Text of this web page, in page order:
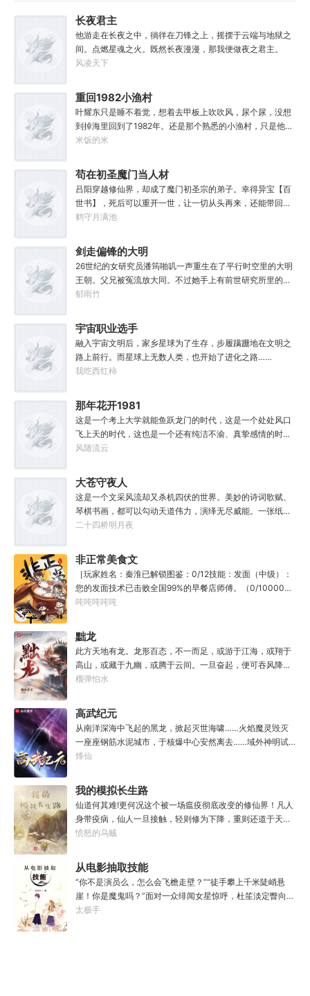
长夜君主
他游走在长夜之中，徜徉在刀锋之上，摇摆于云端与地狱之
间。点燃星魂之火。既然长夜漫漫，那我便做夜之君主。
风凌天下
重回1982小渔村
叶耀东只是睡不着觉，想着去甲板上吹吹风，尿个尿，没想
到掉海里回到了1982年。还是那个熟悉的小渔村，只是他已
经不是年轻时候的他了。混账了半辈子，这回他想好好来过
他也没什么大理想大志向，只想挽回遗憾，跟老婆好好过日
子，一家子平安喜乐就好。
米饭的米
苟在初圣魔门当人材
吕阳穿越修仙界，却成了魔门初圣宗的弟子。幸得异宝【百
世书】，死后可以重开一世，让一切从头再来，还能带回前
世的宝物，修为，寿命，甚至觉醒特殊的天赋。奈何次数有
定先在魔门苟住，一世世苦修，不成仙不出山，奈何魔门凶
险异常，遍地都是人材。第一世，吕阳惨遭师姐暗算。第二
世，好不容易反杀师姐，又遭师兄毒手。第三世，第四
世……直到百世之后，再回首，吕阳才发现自己已经成为了
一代魔道巨擘，初圣宗里最畜生的那一个。“魔门个个都是人
鹤守月满池
剑走偏锋的大明
26世纪的女研究员潘筠啪叽一声重生在了平行时空里的大明
王朝。父兄被冤流放大同。不过她手上有前世研究所里的镇
馆神器——灵境！为救家人，潘筠化身道观小道士，仗剑提
度牒。潘筠大剑拍上去：闭嘴，信不信扣你鱼仔。
郁雨竹
宇宙职业选手
融入宇宙文明后，家乡星球为了生存，步履蹒跚地在文明之
路上前行。而星球上无数人类，也开始了进化之路……
我吃西红柿
那年花开1981
这是一个考上大学就能鱼跃龙门的时代，这是一个处处风口
飞上天的时代，这也是一个还有纯洁不渝、真挚感情的时
代；只不过李野刚刚来到这个时代，却被劝着放弃高考进厂
冲刺型选手会考不上？那岂不是辜负了那么多年体育老师的
教导？”
风随流云
大苍守夜人
这是一个文采风流却又杀机四伏的世界。美妙的诗词歌赋、
琴棋书画，都可以勾动天道伟力，演绎无尽威能。一张纸可
封万载凶谷，一滴墨可将三千里海域化为永夜。林苏进入这
人毕生难以触摸的天花板，敢与诸子百家圣人争道。精智
计，察人心，演绎兵法三十六计，弹指间可换一国之君。不
知者谓他情种，知他者，言他为真性情。
二十四桥明月夜
非正常美食文
［玩家姓名：秦淮已解锁图鉴：0/12技能：发面（中级）：
您的发面技术已击败全国99%的早餐店师傅。（0/10000）
调馅（高级）：您的调馅水平已击败全国100%的早餐店师
的那一刻，美食文主角迎来了他加载成功的系统。秦淮：美
食文，早说呀，这个他熟！后来——秦淮发现这好像不是个
单纯的美食文系统。好像还加了些奇奇怪怪的东西。连带着
他看邻居、朋友、客人、员工都不太像人……不过没事。遇
事不决，先吃一口！.游戏说明：1.本游戏自由度极高，请玩
力解锁图鉴。3.一切解释归游戏所有。
吨吨吨吨吨
黜龙
此方天地有龙。龙形百态，不一而足，或游于江海，或翔于
高山，或藏于九幽，或腾于云间。一旦奋起，便可吞风降
雪，引江划河，落雷喷火，分山避海。此处人间也有龙。人
之志。一时机发，便可翻云覆雨，决势分野，定鼎问道，证
位成龙。作为一个迷路的穿越者，张行一开始也想成龙，但
后来，他发现这个行当卷的太厉害了，就决定改行，去黜落
群龙。所谓行尽天下路，使天地处处通，黜遍天下龙，使世
间人人可为龙。
榴弹怕水
高武纪元
从南洋深海中飞起的黑龙，掀起灭世海啸……火焰魔灵毁灭
一座座钢筋水泥城市，于核爆中心安然离去……域外神明试
图统治整片星海……这是人类科技高度发达的未来世界。也
源，心怀能观想星海的奇异神宫，在这个世界艰难前行。多
年以后。“我现在的飞行速度是122682米/每秒，力量爆发
是……”李源在距蓝星表层约180公里的大气层中极速飞行，
冰冷眸子盯着昏暗虚空尽头那条形似神话传说中神龙的庞然
大物：“你，应该是所有入侵半神生命体中最强的一个
烽仙
我的模拟长生路
仙道何其难!更何况这个被一场瘟疫彻底改变的修仙界！凡人
身带疫病，仙人一旦接触，轻则修为下降，重则还道于天，
于是仙凡永隔；仙法不可同修，整个修仙界成为了一个巨大
凡尘中打滚，蹉跎一生。好在临终之时终于觉醒异宝，能够
化真为假，将真实的人生转为黄粱一梦，重回刚穿越之时！
于是，李凡开始了他的漫漫长生路！第二世，李凡历时五十
载终权倾天下，但却遍寻世间而不见仙踪。只在人生的末尾
得见仙人痕迹。第三世，李凡殚精竭虑、百般谋划，却终抵
愤怒的乌贼
从电影抽取技能
“你不是演员么，怎么会飞檐走壁？”“徒手攀上千米陡峭悬
崖！你是魔鬼吗？”面对一众绯闻女星惊呼，杜笙淡定瞥向从
影片中获得的绝技：【龙象般若功（紫）：十龙十象之力，
太极手